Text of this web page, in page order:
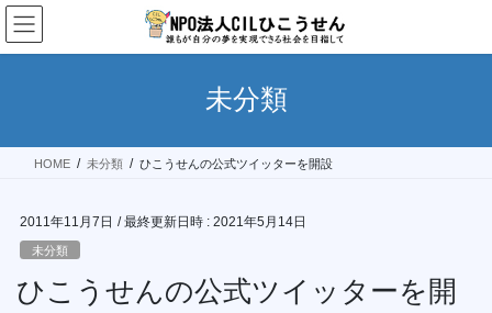
コ
ン
テ
ス
ナ
ビ
ゲ
ン
未分類
HOME 未分類 ひこうせんの公式ツイッターを開設
2011年11月7日 / 最終更新日時 : 2021年5月14日
未分類
ひこうせんの公式ツイッターを開